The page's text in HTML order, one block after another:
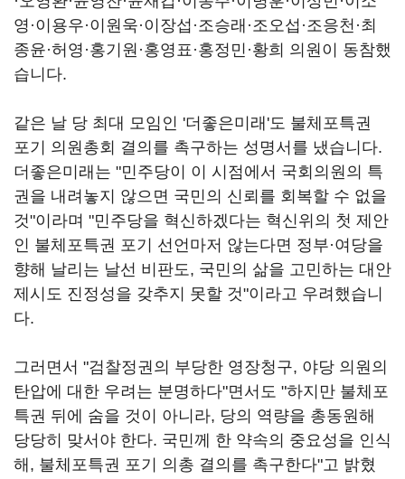
영·이용우·이원욱·이장섭·조승래·조오섭·조응천·최
종윤·허영·홍기원·홍영표·홍정민·황희 의원이 동참했
습니다.
같은 날 당 최대 모임인 '더좋은미래'도 불체포특권
포기 의원총회 결의를 촉구하는 성명서를 냈습니다.
더좋은미래는 "민주당이 이 시점에서 국회의원의 특
권을 내려놓지 않으면 국민의 신뢰를 회복할 수 없을
것"이라며 "민주당을 혁신하겠다는 혁신위의 첫 제안
인 불체포특권 포기 선언마저 않는다면 정부·여당을
향해 날리는 날선 비판도, 국민의 삶을 고민하는 대안
제시도 진정성을 갖추지 못할 것"이라고 우려했습니
다.
그러면서 "검찰정권의 부당한 영장청구, 야당 의원의
탄압에 대한 우려는 분명하다"면서도 "하지만 불체포
특권 뒤에 숨을 것이 아니라, 당의 역량을 총동원해
당당히 맞서야 한다. 국민께 한 약속의 중요성을 인식
해, 불체포특권 포기 의총 결의를 촉구한다"고 밝혔